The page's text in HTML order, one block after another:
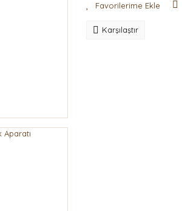
Karşılaştır